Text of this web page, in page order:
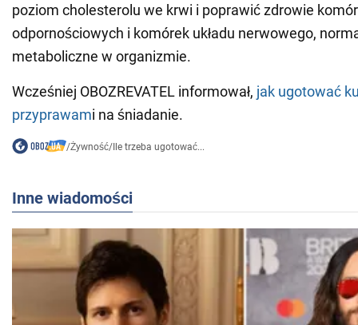
poziom cholesterolu we krwi i poprawić zdrowie
odpornościowych i komórek układu nerwowego,
metaboliczne w organizmie.
Wcześniej OBOZREVATEL informował, jak ugotować
przyprawami na śniadanie.
/Żywność/Ile trzeba ugotować...
Inne wiadomości